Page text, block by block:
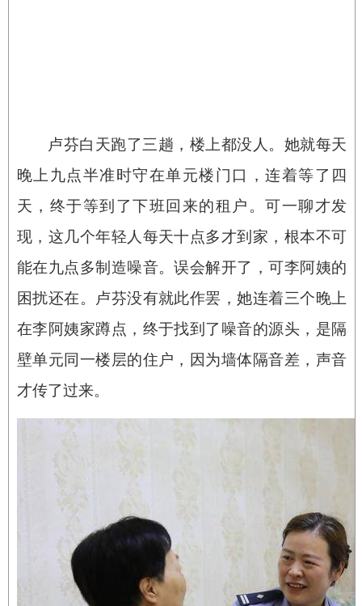
卢芬白天跑了三趟，楼上都没人。她就每天
晚上九点半准时守在单元楼门口，连着等了四
天，终于等到了下班回来的租户。可一聊才发
现，这几个年轻人每天十点多才到家，根本不可
能在九点多制造噪音。误会解开了，可李阿姨的
困扰还在。卢芬没有就此作罢，她连着三个晚上
在李阿姨家蹲点，终于找到了噪音的源头，是隔
壁单元同一楼层的住户，因为墙体隔音差，声音
才传了过来。